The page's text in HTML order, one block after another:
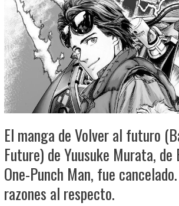
El manga de Volver al futuro
Future) de Yuusuke Murata, de
One-Punch Man, fue
razones al respecto.